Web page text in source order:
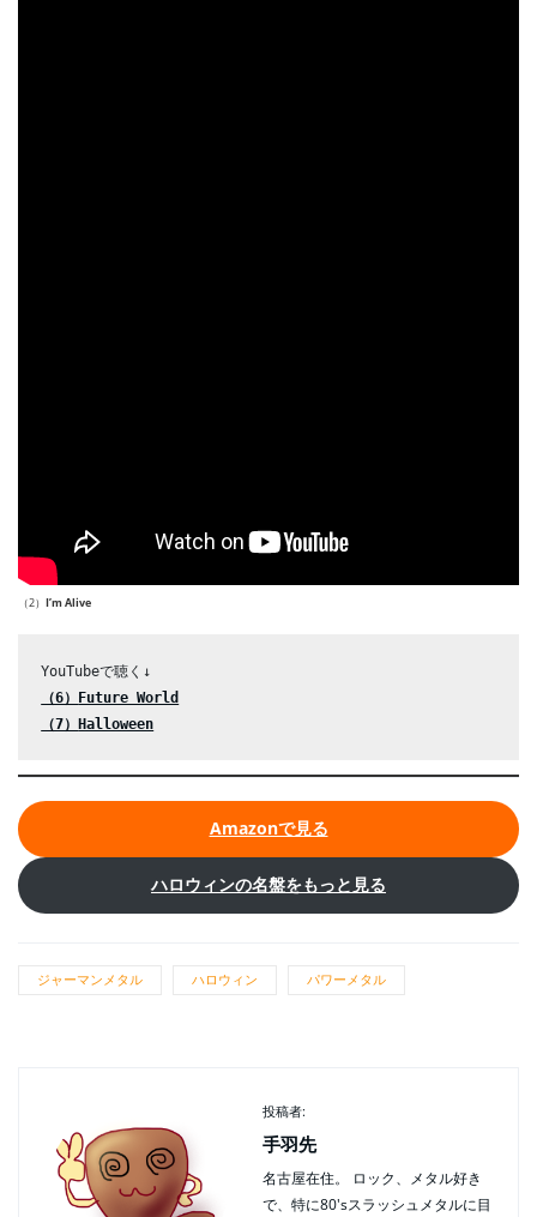
（2） I’m Alive
（6） Future World
（7）Halloween
Amazonで見る
ハロウィンの名盤をもっと見る
ジャーマンメタル ハロウィン パワーメタル
投稿者:
手羽先
名古屋在住。 ロック、メタル好き
で、特に80'sスラッシュメタルに目